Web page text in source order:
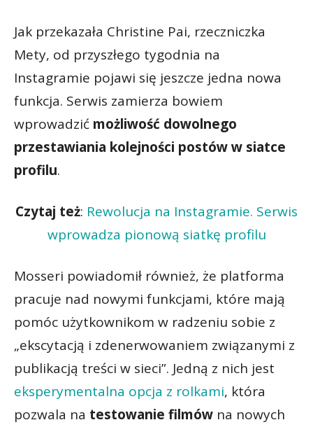
Jak przekazała Christine Pai, rzeczniczka
Mety, od przyszłego tygodnia na
Instagramie pojawi się jeszcze jedna nowa
funkcja. Serwis zamierza bowiem
wprowadzić możliwość dowolnego
przestawiania kolejności postów w siatce
profilu.
Czytaj też: Rewolucja na Instagramie. Serwis
wprowadza pionową siatkę profilu
Mosseri powiadomił również, że platforma
pracuje nad nowymi funkcjami, które mają
pomóc użytkownikom w radzeniu sobie z
„ekscytacją i zdenerwowaniem związanymi z
publikacją treści w sieci”. Jedną z nich jest
eksperymentalna opcja z rolkami, która
pozwala na testowanie filmów na nowych